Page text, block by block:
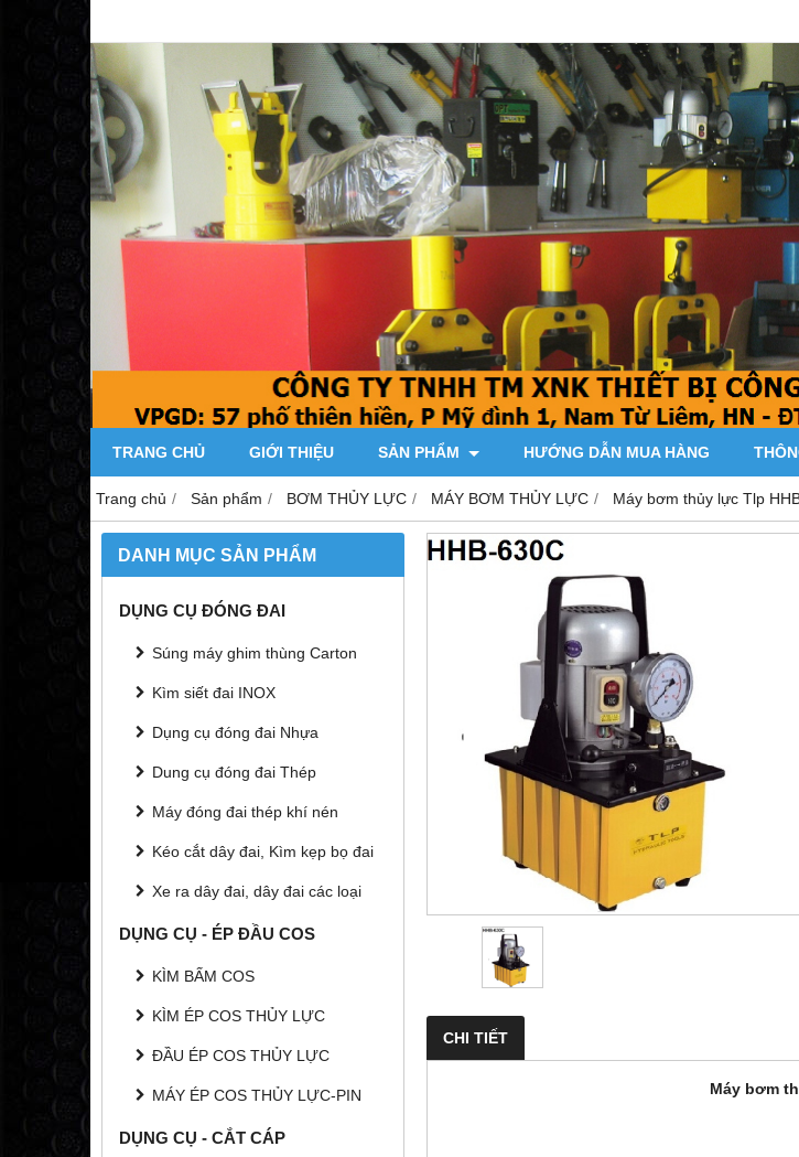
TRANG CHỦ GIỚI THIỆU SẢN PHẨM HƯỚNG DẪN MUA HÀNG
Trang chủ Sản phẩm BƠM THỦY LỰC MÁY BƠM THỦY LỰC Máy bơm thủy lực Tlp
DANH MỤC SẢN PHẨM
DỤNG CỤ ĐÓNG ĐAI
Súng máy ghim thùng Carton
Kìm siết đai INOX
Dụng cụ đóng đai Nhựa
Dung cụ đóng đai Thép
Máy đóng đai thép khí nén
Kéo cắt dây đai, Kìm kẹp bọ đai
Xe ra dây đai, dây đai các loại
DỤNG CỤ - ÉP ĐẦU COS
KÌM BẤM COS
KÌM ÉP COS THỦY LỰC
ĐẦU ÉP COS THỦY LỰC
MÁY ÉP COS THỦY LỰC-PIN
DỤNG CỤ - CẮT CÁP
CHI TIẾT
Máy bơm